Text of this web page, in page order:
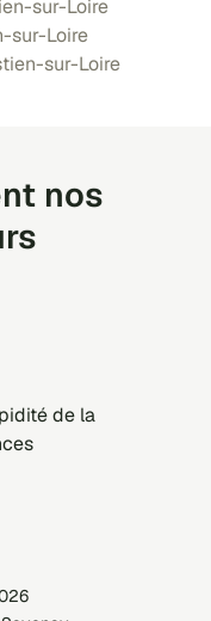
sur-Loire
sur-Loire
sur-Loire
nos
de la